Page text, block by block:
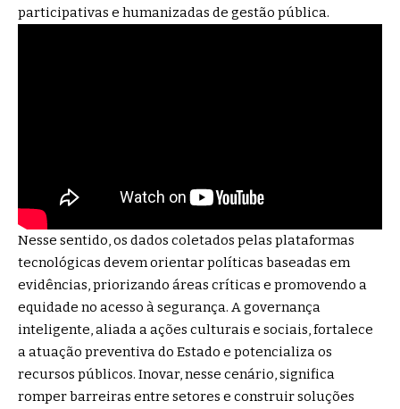
participativas e humanizadas de gestão pública.
Nesse sentido, os dados coletados pelas plataformas
tecnológicas devem orientar políticas baseadas em
evidências, priorizando áreas críticas e promovendo a
equidade no acesso à segurança. A governança
inteligente, aliada a ações culturais e sociais, fortalece
a atuação preventiva do Estado e potencializa os
recursos públicos. Inovar, nesse cenário, significa
romper barreiras entre setores e construir soluções